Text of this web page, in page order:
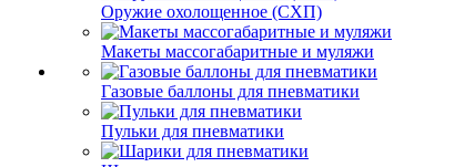
Оружие охолощенное (СХП)
Макеты массогабаритные и муляжи
Газовые баллоны для пневматики
Пульки для пневматики